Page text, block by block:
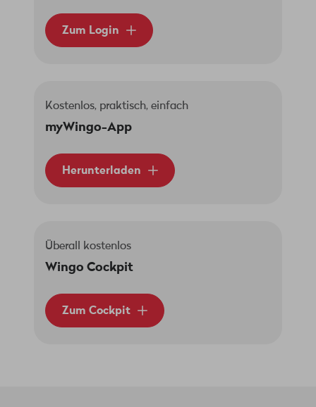
Zum Login
Kostenlos, praktisch, einfach
myWingo-App
Herunterladen
Überall kostenlos
Wingo Cockpit
Zum Cockpit